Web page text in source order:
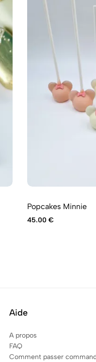
Popcakes Minnie
45.00 €
Aide
A propos
FAQ
Comment passer